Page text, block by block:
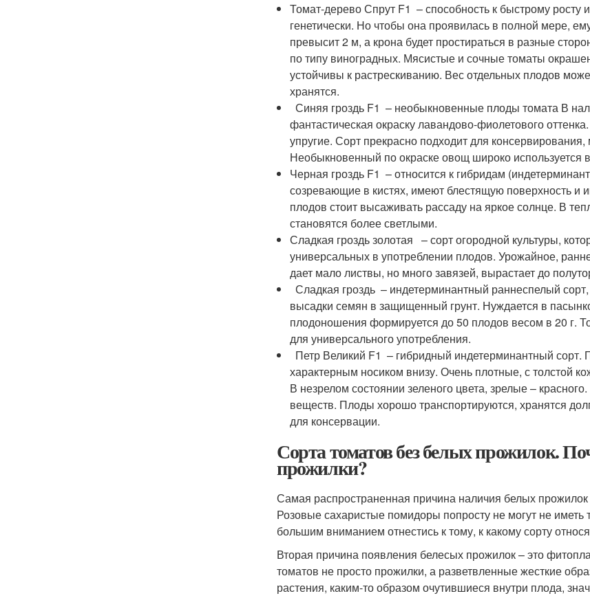
Томат-дерево Спрут F1 – способность к быстрому росту
генетически. Но чтобы она проявилась в полной мере,
превысит 2 м, а крона будет простираться в разные
по типу виноградных. Мясистые и сочные томаты
устойчивы к растрескиванию. Вес отдельных плодов
хранятся.
Синяя гроздь F1 – необыкновенные плоды томата В
фантастическая окраску лавандово-фиолетового
упругие. Сорт прекрасно подходит для
Необыкновенный по окраске овощ широко
Черная гроздь F1 – относится к гибридам
созревающие в кистях, имеют блестящую поверхность и
плодов стоит высаживать рассаду на яркое солнце. В
становятся более светлыми.
Сладкая гроздь золотая – сорт огородной культуры,
универсальных в употреблении плодов. Урожайное,
дает мало листвы, но много завязей, вырастает до
Сладкая гроздь – индетерминантный раннеспелый
высадки семян в защищенный грунт. Нуждается в
плодоношения формируется до 50 плодов весом в 20 г.
для универсального употребления.
Петр Великий F1 – гибридный индетерминантный
характерным носиком внизу. Очень плотные, с толстой
В незрелом состоянии зеленого цвета, зрелые –
веществ. Плоды хорошо транспортируются, хранятся
для консервации.
Сорта томатов без белых прожилок.
прожилки?
Самая распространенная причина наличия белых
Розовые сахаристые помидоры попросту не могут не
большим вниманием отнестись к тому, к какому сорту
Вторая причина появления белесых прожилок – это
томатов не просто прожилки, а разветвленные жесткие
растения, каким-то образом очутившиеся внутри плода,